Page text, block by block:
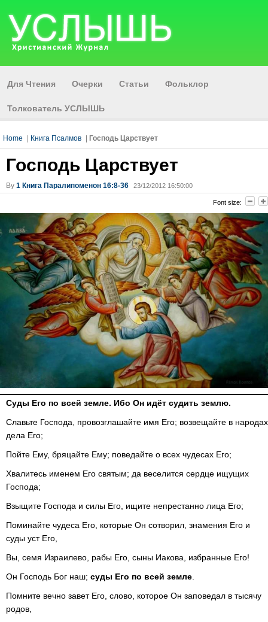
Для Чтения Очерки Статьи Фольклор
Толкователь УСЛЫШЬ
Home Книга Псалмов Господь Царствует
Господь Царствует
By 1 Книга Паралипоменон 16:8-36 23/12/2012 16:50:00
Font size:
Cуды Его по всей земле. Ибо Он идёт судить землю.
Славьте Господа, провозглашайте имя Его; возвещайте в народах
дела Его;
Пойте Ему, бряцайте Ему; поведайте о всех чудесах Его;
Хвалитесь именем Его святым; да веселится сердце ищущих
Господа;
Взыщите Господа и силы Его, ищите непрестанно лица Его;
Поминайте чудеса Его, которые Он сотворил, знамения Его и
суды уст Его,
Вы, семя Израилево, рабы Его, сыны Иакова, избранные Его!
Он Господь Бог наш; суды Его по всей земле.
Помните вечно завет Его, слово, которое Он заповедал в тысячу
родов,